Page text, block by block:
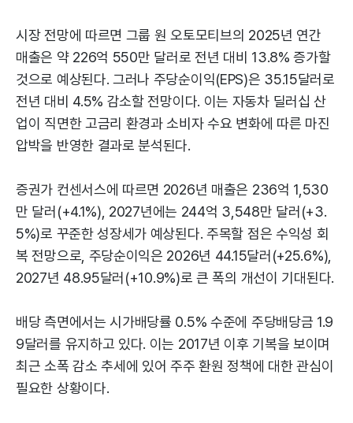
시장 전망에 따르면 그룹 원 오토모티브의 2025년 연간
매출은 약 226억 550만 달러로 전년 대비 13.8% 증가할
것으로 예상된다. 그러나 주당순이익(EPS)은 35.15달러로
전년 대비 4.5% 감소할 전망이다. 이는 자동차 딜러십 산
업이 직면한 고금리 환경과 소비자 수요 변화에 따른 마진
압박을 반영한 결과로 분석된다.
증권가 컨센서스에 따르면 2026년 매출은 236억 1,530
만 달러(+4.1%), 2027년에는 244억 3,548만 달러(+3.
5%)로 꾸준한 성장세가 예상된다. 주목할 점은 수익성 회
복 전망으로, 주당순이익은 2026년 44.15달러(+25.6%),
2027년 48.95달러(+10.9%)로 큰 폭의 개선이 기대된다.
배당 측면에서는 시가배당률 0.5% 수준에 주당배당금 1.9
9달러를 유지하고 있다. 이는 2017년 이후 기복을 보이며
최근 소폭 감소 추세에 있어 주주 환원 정책에 대한 관심이
필요한 상황이다.